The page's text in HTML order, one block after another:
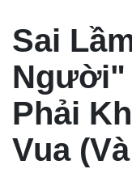
Sai
Người"
Phải
Vua